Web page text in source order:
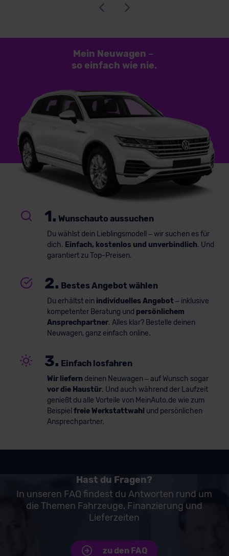
Mein Neuwagen –
so einfach wie nie.
1. Wunschauto aussuchen
Du wählst dein Lieblingsmodell – wir suchen es für
dich. Einfach, kostenlos und unverbindlich. Und
garantiert zu Top-Preisen.
2. Bestes Angebot wählen
Du erhältst ein individuelles Angebot – inklusive
kompetenter Beratung und persönlichem
Ansprechpartner. Alles klar? Bestelle deinen
Neuwagen, ganz einfach online.
3. Einfach losfahren
Wir liefern deinen Neuwagen – auf Wunsch sogar
vor die Haustür. Und auch während der Laufzeit
genießt du alle Vorteile von MeinAuto.de wie zum
Beispiel freie Werkstattwahl und persönlichen
Ansprechpartner.
Hast du Fragen?
In unseren FAQ findest du Antworten rund um
die Themen Fahrzeuge, Finanzierung und
Lieferzeiten
zu den FAQ